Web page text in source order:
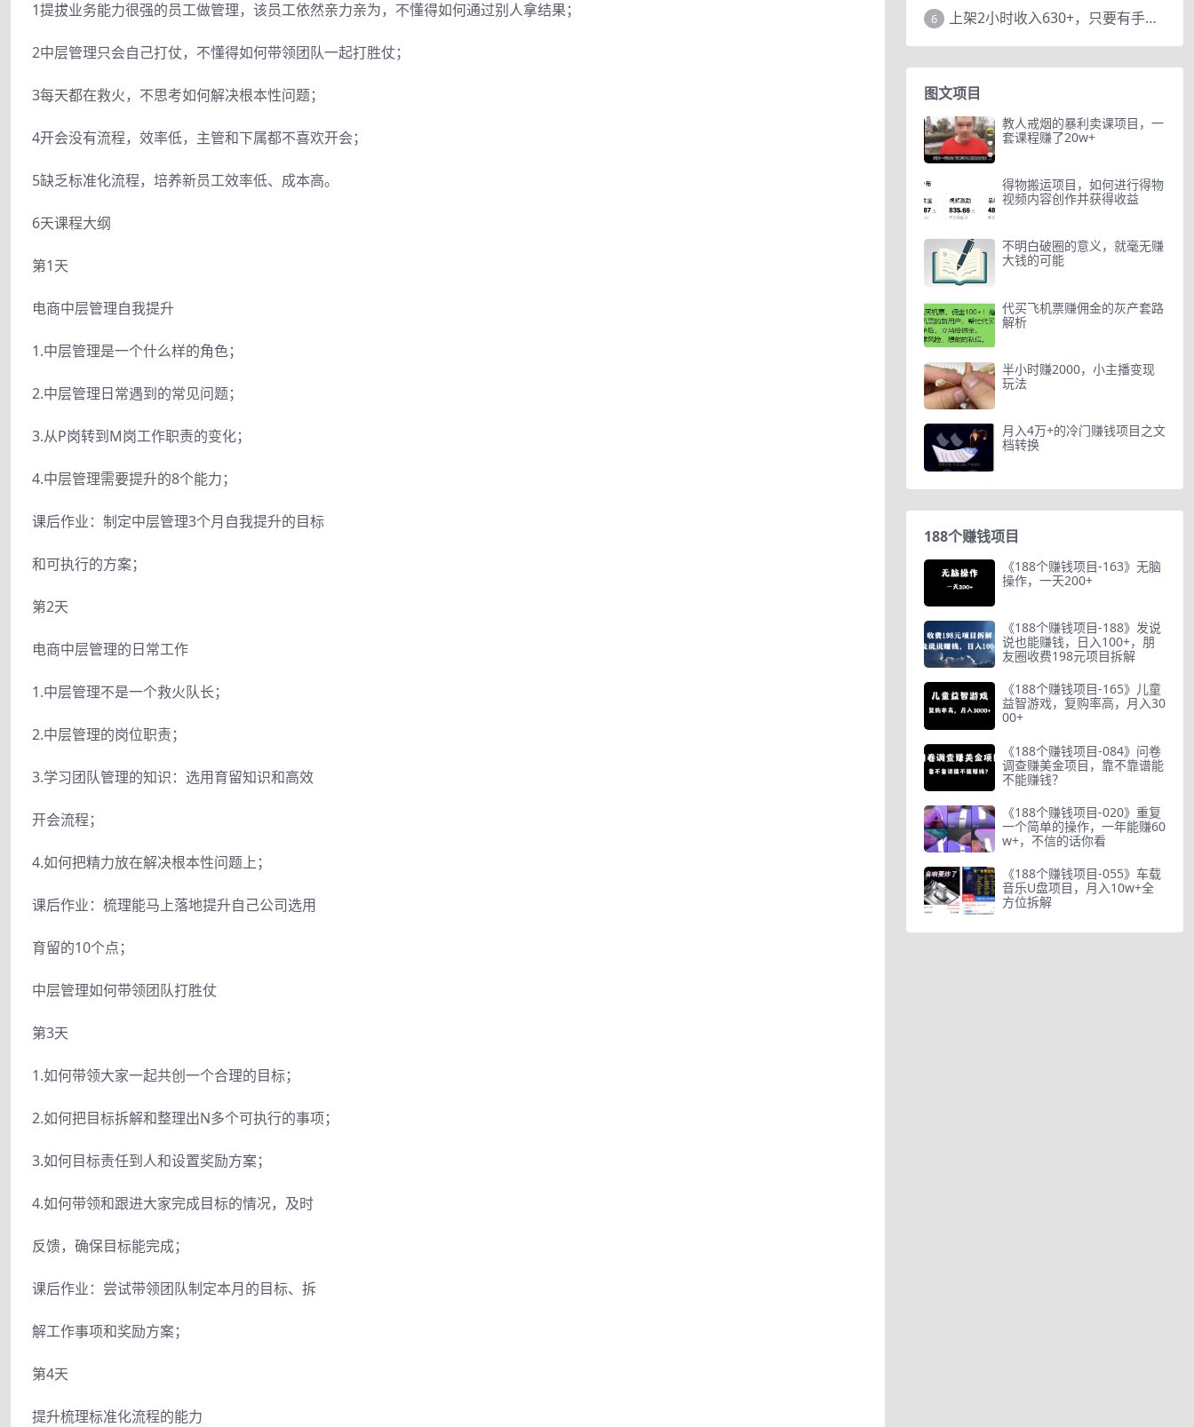
1提拔业务能力很强的员工做管理，该员工依然亲力亲为，不懂得如何通过别人拿结果；
2中层管理只会自己打仗，不懂得如何带领团队一起打胜仗；
3每天都在救火，不思考如何解决根本性问题；
4开会没有流程，效率低，主管和下属都不喜欢开会；
5缺乏标准化流程，培养新员工效率低、成本高。
6天课程大纲
第1天
电商中层管理自我提升
1.中层管理是一个什么样的角色；
2.中层管理日常遇到的常见问题；
3.从P岗转到M岗工作职责的变化；
4.中层管理需要提升的8个能力；
课后作业：制定中层管理3个月自我提升的目标
和可执行的方案；
第2天
电商中层管理的日常工作
1.中层管理不是一个救火队长；
2.中层管理的岗位职责；
3.学习团队管理的知识：选用育留知识和高效
开会流程；
4.如何把精力放在解决根本性问题上；
课后作业：梳理能马上落地提升自己公司选用
育留的10个点；
中层管理如何带领团队打胜仗
第3天
1.如何带领大家一起共创一个合理的目标；
2.如何把目标拆解和整理出N多个可执行的事项；
3.如何目标责任到人和设置奖励方案；
4.如何带领和跟进大家完成目标的情况，及时
反馈，确保目标能完成；
课后作业：尝试带领团队制定本月的目标、拆
解工作事项和奖励方案；
第4天
提升梳理标准化流程的能力
6 上架2小时收入630+，只要有手就能做的AI搞钱项目，奶奶看完都能学会!
图文项目
教人戒烟的暴利卖课项目，一
套课程赚了20w+
得物搬运项目，如何进行得物
视频内容创作并获得收益
不明白破圈的意义，就毫无赚
大钱的可能
代买飞机票赚佣金的灰产套路
解析
半小时赚2000，小主播变现
玩法
月入4万+的冷门赚钱项目之文
档转换
188个赚钱项目
《188个赚钱项目-163》无脑
操作，一天200+
《188个赚钱项目-188》发说
说也能赚钱，日入100+，朋
友圈收费198元项目拆解
《188个赚钱项目-165》儿童
益智游戏，复购率高，月入30
00+
《188个赚钱项目-084》问卷
调查赚美金项目，靠不靠谱能
不能赚钱？
《188个赚钱项目-020》重复
一个简单的操作，一年能赚60
w+，不信的话你看
《188个赚钱项目-055》车载
音乐U盘项目，月入10w+全
方位拆解